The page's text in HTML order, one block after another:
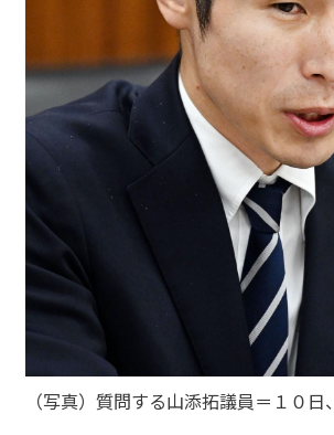
（写真）質問する山添拓議員＝１０